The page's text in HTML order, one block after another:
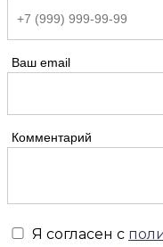
Ваш email
Комментарий
Я согласен с